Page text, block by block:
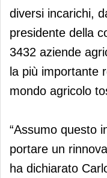
diversi incarichi,
presidente della
3432 aziende
la più importante
mondo agricolo
“Assumo questo
portare un
ha dichiarato